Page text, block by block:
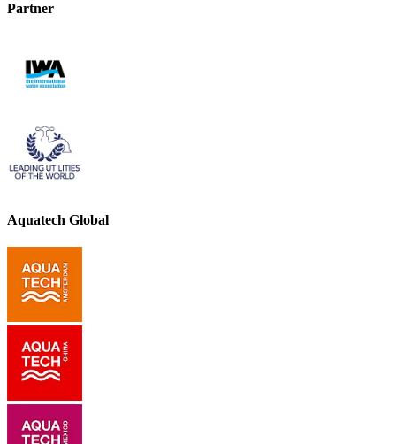
Partner
Aquatech Global